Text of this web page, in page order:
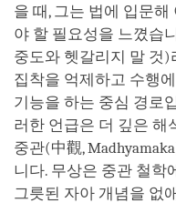
을 때, 그는 법에 입문
야 할 필요성을 느꼈습
중도와 헷갈리지 말 것)
집착을 억제하고 수행
기능을 하는 중심 경로
러한 언급은 더 깊은 해
중관(中觀,
니다. 무상은 중관 철학
그릇된 자아 개념을 없